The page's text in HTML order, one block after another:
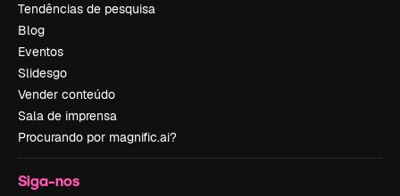
Tendências de pesquisa
Blog
Eventos
Slidesgo
Vender conteúdo
Sala de imprensa
Procurando por magnific.ai?
Siga-nos